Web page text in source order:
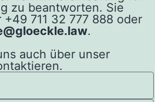
zu beantworten. Sie
711 32 777 888 oder
.
auch über unser